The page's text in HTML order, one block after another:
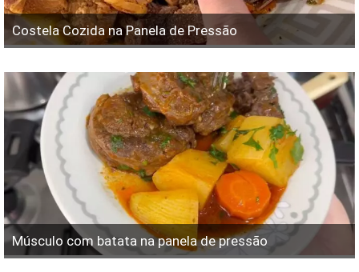
Costela Cozida na Panela de Pressão
Músculo com batata na panela de pressão